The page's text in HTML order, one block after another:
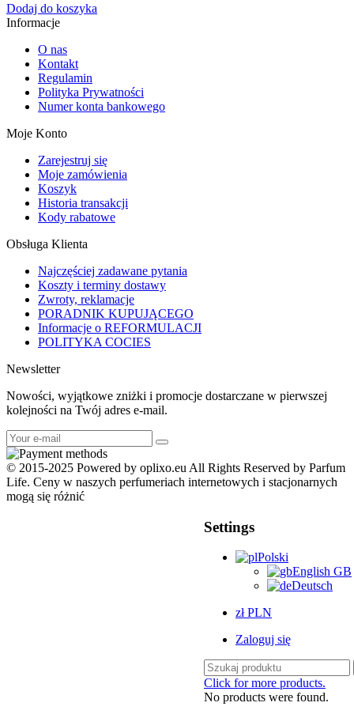
Dodaj do koszyka
Informacje
O nas
Kontakt
Regulamin
Polityka Prywatności
Numer konta bankowego
Moje Konto
Zarejestruj się
Moje zamówienia
Koszyk
Historia transakcji
Kody rabatowe
Obsługa Klienta
Najczęściej zadawane pytania
Koszty i terminy dostawy
Zwroty, reklamacje
PORADNIK KUPUJĄCEGO
Informacje o REFORMULACJI
POLITYKA COCIES
Newsletter
Nowości, wyjątkowe zniżki i promocje dostarczane w pierwszej
kolejności na Twój adres e-mail.
© 2015-2025 Powered by oplixo.eu All Rights Reserved by Parfum
Life. Ceny w naszych perfumeriach internetowych i stacjonarnych
mogą się różnić
Settings
Polski
English GB
Deutsch
zł PLN
Zaloguj się
Click for more products.
No products were found.